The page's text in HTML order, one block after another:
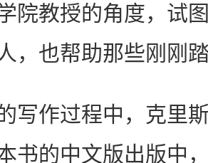
院教授的角度，试
，也帮助那些刚刚
作过程中，克里斯
书的中文版出版中